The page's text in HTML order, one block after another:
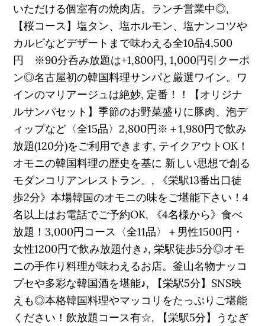
いただける個室有の焼肉店。ランチ営業中◎,
【桜コース】塩タン、塩ホルモン、塩ナンコツや
カルビなどデザートまで味わえる全10品4,500
円 ※90分呑み放題は+1,800円, 1,000円引クーポ
ン◎名古屋初の韓国料理サンパと厳選ワイン。ワ
インのマリアージュは絶妙, 定番！！【オリジナ
ルサンパセット】季節のお野菜盛りに豚肉、泡デ
ィップなど〈全15品〉2,800円※＋1,980円で飲み
放題(120分)をご利用できます, テイクアウトOK！
オモニの韓国料理の歴史を基に 新しい思想で創る
モダンコリアンレストラン。, 《栄駅13番出口徒
歩2分》本場韓国のオモニの味をご堪能下さい！4
名以上はお電話でご予約OK, 《4名様から》食べ
放題！3,000円コース〈全11品〉＋男性1500円・
女性1200円で飲み放題付き♪, 栄駅徒歩5分◎オモ
ニの手作り料理が味わえるお店。釜山名物ナッコ
プセや多彩な韓国酒を堪能♪, 【栄駅5分】SNS映
えも◎本格韓国料理やマッコリをたっぷりご堪能
ください！飲放題コース有☆, 【栄駅5分】うなぎ